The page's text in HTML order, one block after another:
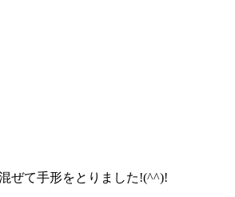
ぜて手形をとりました!(^^)!